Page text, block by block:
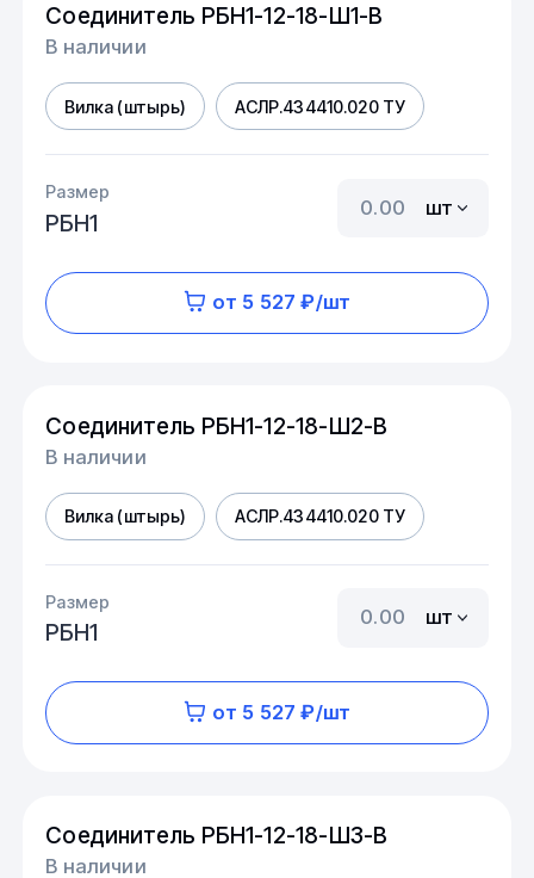
Соединитель РБН1-12-18-Ш1-В
В наличии
Вилка (штырь) АСЛР.434410.020 ТУ
Размер
РБН1
шт
от 5 527 ₽/шт
Соединитель РБН1-12-18-Ш2-В
В наличии
Вилка (штырь) АСЛР.434410.020 ТУ
Размер
РБН1
шт
от 5 527 ₽/шт
Соединитель РБН1-12-18-Ш3-В
В наличии